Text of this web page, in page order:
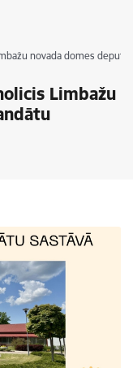
novada domes
Limbažu